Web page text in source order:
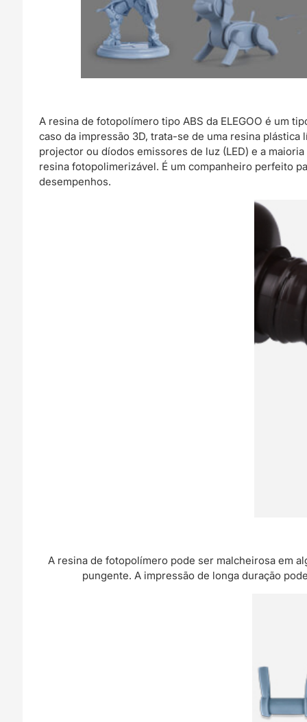
A resina de fotopolímero tipo ABS da ELEGOO é um
caso da impressão 3D, trata-se de uma resina
projector ou díodos emissores de luz (LED) e a
resina fotopolimerizável. É um companheiro perfeito
desempenhos.
A resina de fotopolímero pode ser malcheirosa em
pungente. A impressão de longa duração